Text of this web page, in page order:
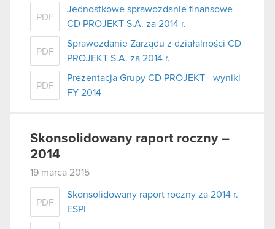
PDF
Jednostkowe sprawozdanie finansowe
CD PROJEKT S.A. za 2014 r.
PDF
Sprawozdanie Zarządu z działalności CD
PROJEKT S.A. za 2014 r.
PDF
Prezentacja Grupy CD PROJEKT - wyniki
FY 2014
Skonsolidowany raport roczny –
2014
19 marca 2015
PDF
Skonsolidowany raport roczny za 2014 r.
ESPI